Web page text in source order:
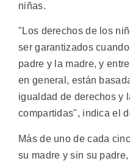
niñas.
"Los derechos de los
ser garantizados
padre y la madre, y
en general, están
igualdad de derechos y
compartidas", indica el
Más de uno de cada
su madre y sin su